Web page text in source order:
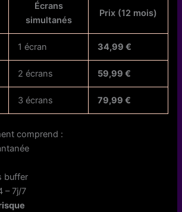
Écrans
simultanés
Prix (12 mois)
1 écran 34,99 €
2 écrans 59,99 €
3 écrans 79,99 €
comprend :
buffer
– 7j/7